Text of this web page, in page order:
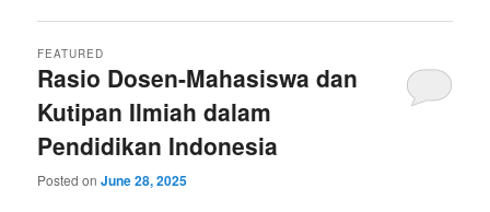
Rasio Dosen-Mahasiswa dan
Kutipan Ilmiah dalam
Pendidikan Indonesia
FEATURED
Posted onJune 28, 2025